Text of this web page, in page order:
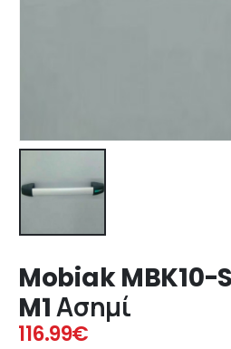
Mobiak MBK10-
M1 Ασημί
116.99€